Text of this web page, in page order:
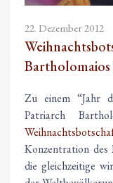
22. Dezember 2012
Zu einem “Jahr
Patriarch
Konzentration des
die gleichzeitige